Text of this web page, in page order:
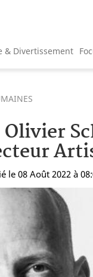
& Divertissement
le 08 Août 2022 à